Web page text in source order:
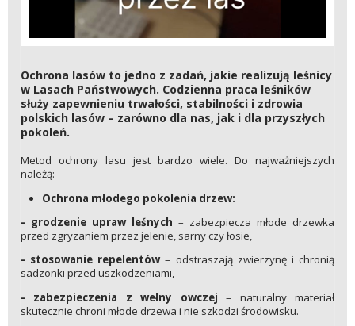
Ochrona lasów to jedno z zadań, jakie realizują leśnicy
w Lasach Państwowych. Codzienna praca leśników
służy zapewnieniu trwałości, stabilności i zdrowia
polskich lasów – zarówno dla nas, jak i dla przyszłych
pokoleń.
Metod ochrony lasu jest bardzo wiele. Do najważniejszych
należą:
Ochrona młodego pokolenia drzew:
- gro­dzenie upraw leśnych – zabezpiecza młode drzewka
przed zgryzaniem przez jelenie, sarny czy łosie,
- stosowanie repelentów– odstraszają zwierzynę i chronią
sadzonki przed uszkodzeniami,
- zabezpieczenia z wełny owczej – naturalny materiał
skutecznie chroni młode drzewa i nie szkodzi środowisku.